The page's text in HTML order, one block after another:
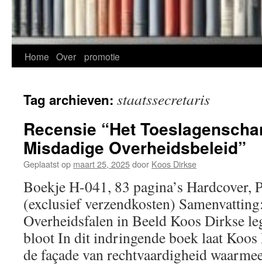
Home Over promotie
Tag archieven: staatssecretaris
Recensie “Het
Misdadige Overheidsbeleid”
Geplaatst op maart 25, 2025door Koos Dirkse
Boekje H-041, 83 pagina’s Hardcover,
(exclusief verzendkosten)
Overheidsfalen in Beeld Koos Dirkse
bloot In dit indringende boek laat Koos
de façade van rechtvaardigheid